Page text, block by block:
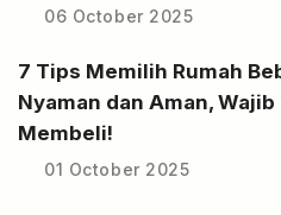
06 October 2025
7 Tips Memilih Rumah
Nyaman dan Aman,
Membeli!
01 October 2025